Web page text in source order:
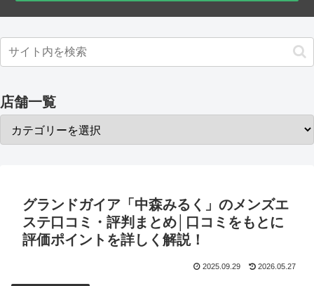
店舗一覧
グランドガイア「中森みるく」のメンズエ
ステ口コミ・評判まとめ│口コミをもとに
評価ポイントを詳しく解説！
2025.09.29 2026.05.27